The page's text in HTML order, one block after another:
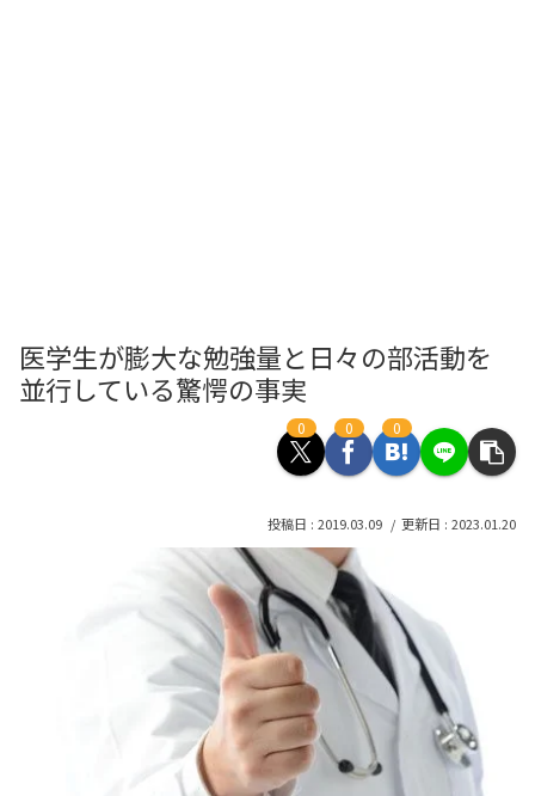
医学生が膨大な勉強量と日々の部活動を
並行している驚愕の事実
0 0 0
2019.03.09 2023.01.20